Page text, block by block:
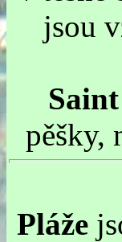
jsou
pěšky,
Pláže